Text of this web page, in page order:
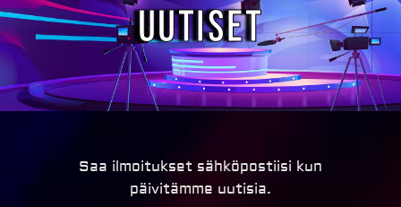
Uutiset
Saa ilmoitukset sähköpostiisi kun
päivitämme uutisia.